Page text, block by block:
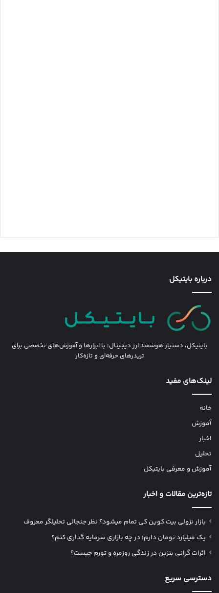
درباره بایتیکل
بایتیکل، دستیار هوشمند ارز دیجیتال؛ با ابزارها و آموزش‌های تخصصی برای
تریدرهای حرفه‌ای و تازه‌کار
لینک‌های مفید
خانه
آموزش
اخبار
تحلیل
آموزش و معرفی بایتیکل
تازه‌ترین مقالات و اخبار
بازار نزولی بیت کوین کی تمام میشود؟ نظر جنجالی تحلیلگر معروف
یک میلیارد تومان دارم؛ در چه بازاری سرمایه گذاری کنم؟
اثرات گرانی بنزین در زندگی روزمره و تورم چیست؟
دسترسی سریع